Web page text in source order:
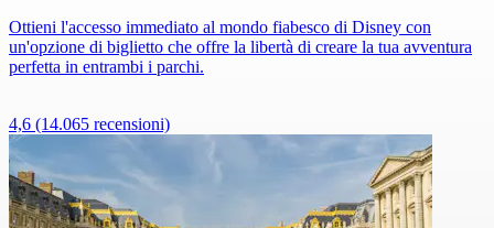
Ottieni l'accesso immediato al mondo fiabesco di Disney con
un'opzione di biglietto che offre la libertà di creare la tua avventura
perfetta in entrambi i parchi.
4,6 (14.065 recensioni)